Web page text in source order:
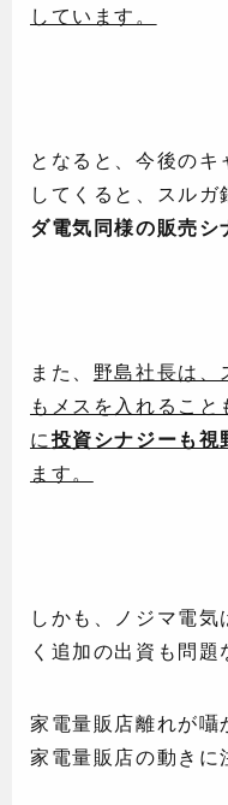
しています。
となると、今後の
してくると、スル
ダ電気同様の販売シ
また、 野島社長は、
もメスを入れるこ
に投資シナジーも視
ます。
しかも、ノジマ電
く追加の出資も問題
家電量販店離れが
家電量販店の動きに